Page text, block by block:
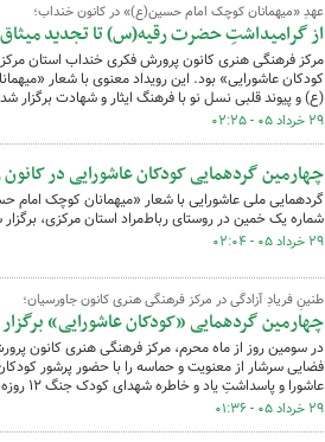
عهدِ «میهمانان کوچک امام حسین(ع)» در کانون خنداب؛
از گرامیداشتِ حضرت رقیه(س) تا تجدید
مرکز فرهنگی هنری کانون پرورش فکری خنداب استان
کودکان عاشورایی» بود. این رویداد معنوی با شعار
(ع) و پیوند قلبی نسل نو با فرهنگ ایثار و شهادت برگزار
۲۹ خرداد ۰۵ - ۰۲:۲۵
چهارمین گردهمایی کودکان عاشورایی در کانون
گردهمایی ملی عاشورایی با شعار «میهمانان کوچک
شماره یک خمین در روستای رباط‌مراد استان مرکزی،
۲۹ خرداد ۰۵ - ۰۲:۰۴
طنینِ فریادِ آزادگی در مرکز فرهنگی هنری کانون جاورسیان؛
چهارمین گردهمایی «کودکان عاشورایی»
در سومین روز از ماه محرم، مرکز فرهنگی هنری کانون
فضایی سرشار از معنویت و حماسه را با حضور پرشور
عاشورا و پاسداشتِ یاد و خاطره شهدای کودک جنگ ۱۲ روزه، جنگ رمضان و رهبر شهید برگزار شد.
۲۹ خرداد ۰۵ - ۰۱:۳۶